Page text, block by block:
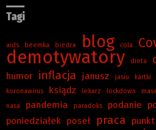
Tagi
aids beemka biedra blog cola
demotywatory dieta
humor inflacja janusz jasiu kartki
koronawirus ksiądz lekarz lockdown
nasa pandemia paradoks podanie
poniedziałek poseł praca punkt